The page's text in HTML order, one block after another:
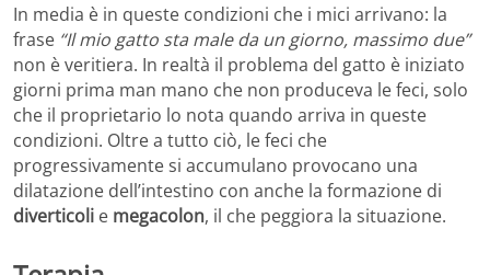
In media è in queste condizioni che i mici arrivano: la
frase “Il mio gatto sta male da un giorno, massimo due”
non è veritiera. In realtà il problema del gatto è iniziato
giorni prima man mano che non produceva le feci, solo
che il proprietario lo nota quando arriva in queste
condizioni. Oltre a tutto ciò, le feci che
progressivamente si accumulano provocano una
dilatazione dell’intestino con anche la formazione di
diverticoli e megacolon, il che peggiora la situazione.